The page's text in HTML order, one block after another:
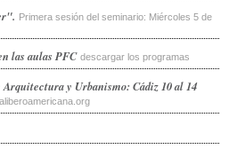
Primera sesión del seminario: Miércoles 5 de
las aulas PFC descargar los programas
y Urbanismo: Cádiz 10 al 14